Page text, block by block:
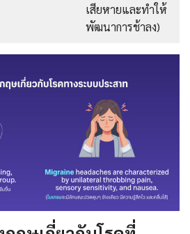
เสียหายและทำให้
พัฒนาการช้าลง)